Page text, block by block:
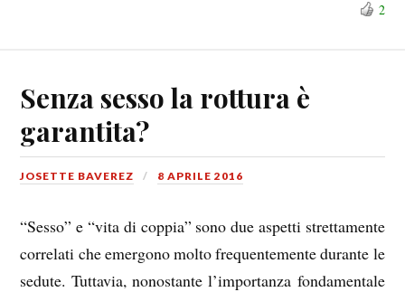
2
Senza sesso la rottura è
garantita?
JOSETTE BAVEREZ 8 APRILE 2016
“Sesso” e “vita di coppia” sono due aspetti strettamente
correlati che emergono molto frequentemente durante le
sedute. Tuttavia, nonostante l’importanza fondamentale